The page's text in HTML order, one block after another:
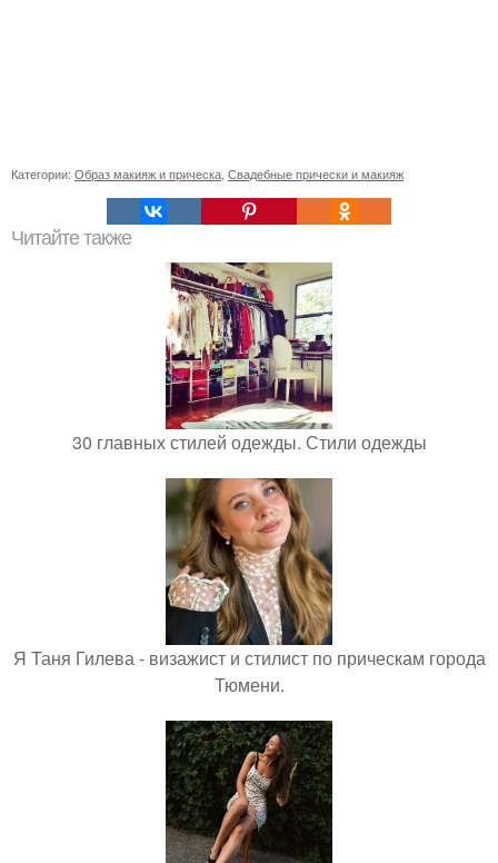
Категории: Образ макияж и прическа Свадебные прически и макияж
Читайте также
30 главных стилей одежды. Стили одежды
Я Таня Гилева - визажист и стилист по прическам города
Тюмени.